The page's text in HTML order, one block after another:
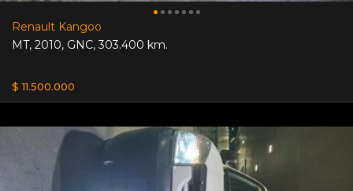
Renault Kangoo
MT, 2010, GNC,303.400 km.
$ 11.500.000